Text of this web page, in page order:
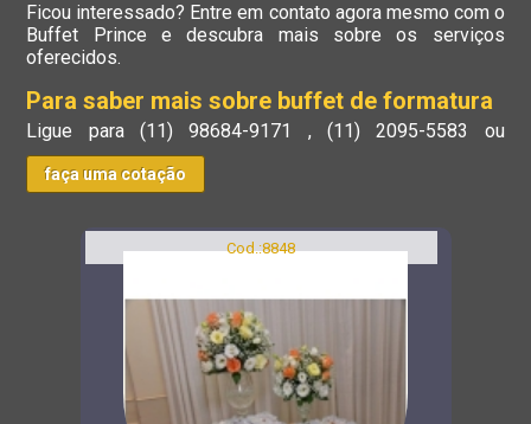
Ficou interessado? Entre em contato agora mesmo com o
Buffet Prince e descubra mais sobre os serviços
oferecidos.
Para saber mais sobre buffet de formatura
Ligue para(11) 98684-9171 , (11) 2095-5583 ou
faça uma cotação
Cod.:8848